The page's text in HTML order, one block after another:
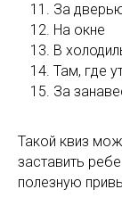
За
На окне
В
Там, где
За
Такой квиз
заставить
полезную